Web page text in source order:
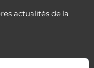
actualités de la